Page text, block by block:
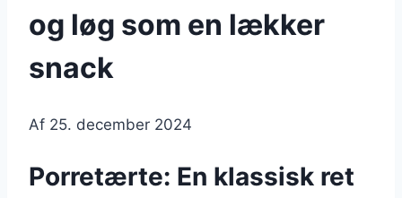
og løg som en lækker
snack
Af 25. december 2024
Porretærte: En klassisk ret